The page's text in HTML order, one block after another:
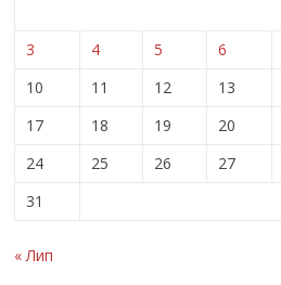
3
4 5 6
10
11 12 13
17
18 19 20
24
25 26 27
31
« Лип